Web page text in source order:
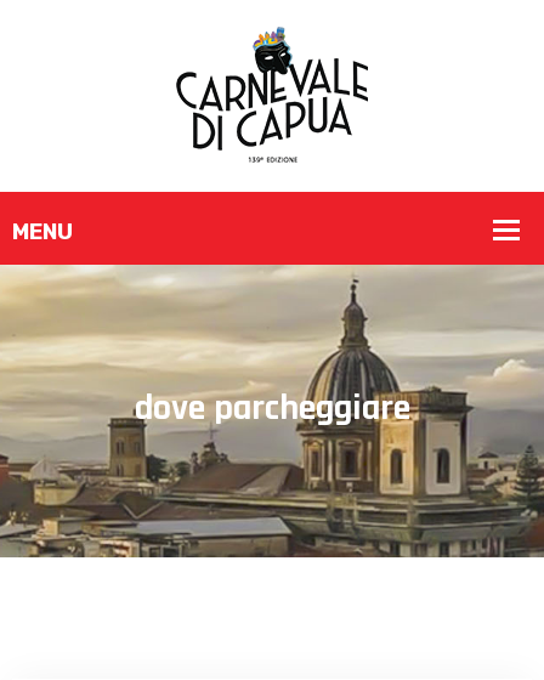
dove parcheggiare